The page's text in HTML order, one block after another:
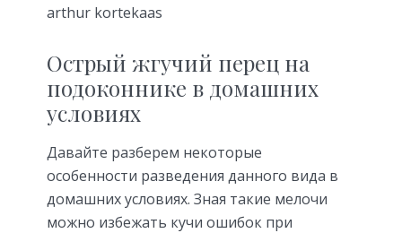
arthur kortekaas
Острый жгучий перец на
подоконнике в домашних
условиях
Давайте разберем некоторые
особенности разведения данного вида в
домашних условиях. Зная такие мелочи
можно избежать кучи ошибок при